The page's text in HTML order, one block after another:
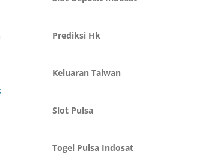
Prediksi Hk
Keluaran Taiwan
Slot Pulsa
Togel Pulsa Indosat